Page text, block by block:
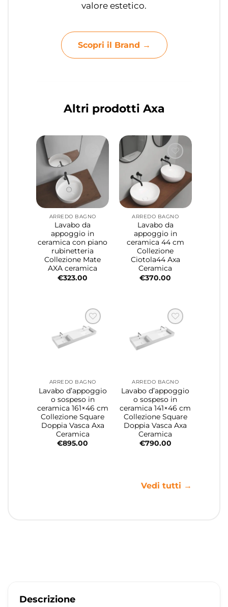
valore estetico.
Scopri il Brand →
Altri prodotti Axa
ARREDO BAGNO
Lavabo da
appoggio in
ceramica con piano
rubinetteria
Collezione Mate
AXA ceramica
€323.00
ARREDO BAGNO
Lavabo da
appoggio in
ceramica 44 cm
Collezione
Ciotola44 Axa
Ceramica
€370.00
ARREDO BAGNO
Lavabo d’appoggio
o sospeso in
ceramica 161×46 cm
Collezione Square
Doppia Vasca Axa
Ceramica
€895.00
ARREDO BAGNO
Lavabo d’appoggio
o sospeso in
ceramica 141×46 cm
Collezione Square
Doppia Vasca Axa
Ceramica
€790.00
Vedi tutti →
Descrizione